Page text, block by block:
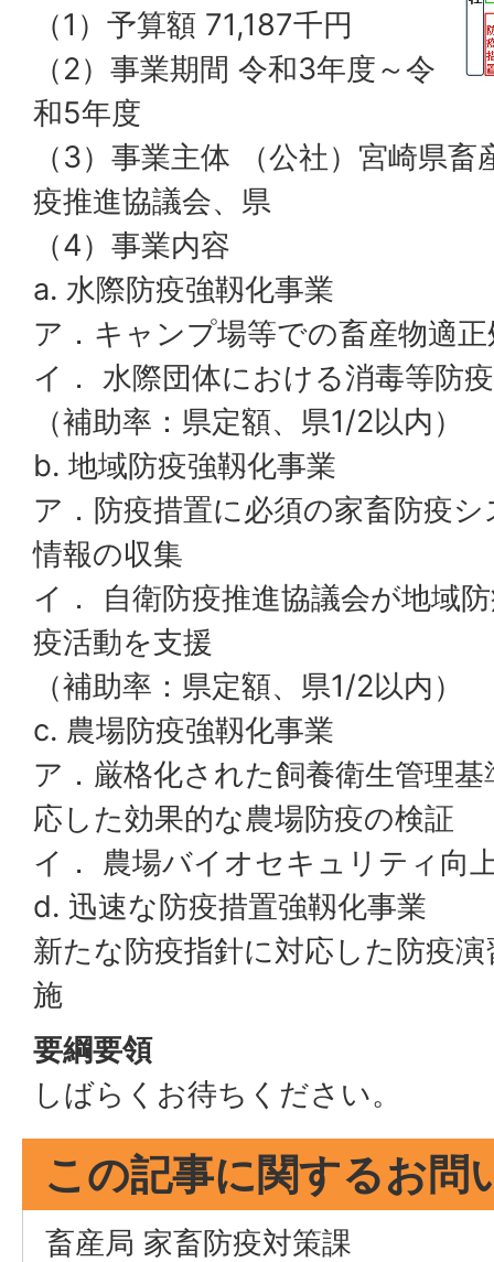
（1）予算額 71,187千円
（2）事業期間 令和3年度～令
和5年度
（3）事業主体 （公社）宮崎県
疫推進協議会、県
（4）事業内容
a. 水際防疫強靱化事業
ア．キャンプ場等での畜産物適
イ． 水際団体における消毒等防
（補助率：県定額、県1/2以内）
b. 地域防疫強靱化事業
ア．防疫措置に必須の家畜防疫
情報の収集
イ． 自衛防疫推進協議会が地域
疫活動を支援
（補助率：県定額、県1/2以内）
c. 農場防疫強靱化事業
ア．厳格化された飼養衛生管理
応した効果的な農場防疫の検証
イ． 農場バイオセキュリティ向
d. 迅速な防疫措置強靱化事業
新たな防疫指針に対応した防疫
施
要綱要領
しばらくお待ちください。
この記事に関するお問
畜産局 家畜防疫対策課